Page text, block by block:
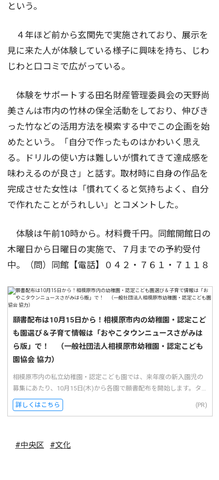
という。
４年ほど前から玄関先で実施されており、展示を
見に来た人が体験している様子に興味を持ち、じわ
じわと口コミで広がっている。
体験をサポートする田名財産管理委員会の天野尚
美さんは市内の竹林の保全活動をしており、伸びき
った竹などの活用方法を模索する中でこの企画を始
めたという。「自分で作ったものはかわいく思え
る。ドリルの使い方は難しいが慣れてきて達成感を
味わえるのが良さ」と話す。取材時に自身の作品を
完成させた女性は「慣れてくると気持ちよく、自分
で作れたことがうれしい」とコメントした。
体験は午前10時から。材料費千円。同館開館日の
木曜日から日曜日の実施で、７月までの予約受付
中。（問）同館【電話】０４２・７６１・７１１８
願書配布は10月15日から！相模原市内の幼稚園・認定こど
も園選び＆子育て情報は「おやこタウンニュースさがみは
ら版」で！ （一般社団法人相模原市幼稚園・認定こども
園協会 協力）
相模原市内の私立幼稚園・認定こども園では、来年度の新入園児の
募集にあたり、10月15日(木)から各園で願書配布を開始します。タ...
詳しくはこちら (PR)
#中央区 #文化